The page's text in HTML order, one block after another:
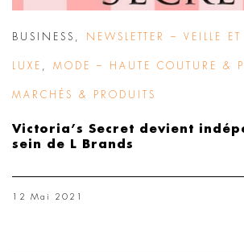
BUSINESS NEWSLETTER – VEILLE
LUXE MODE – HAUTE COUTURE &
MARCHÉS & PRODUITS
Victoria’s Secret devient
sein de L Brands
12 Mai 2021